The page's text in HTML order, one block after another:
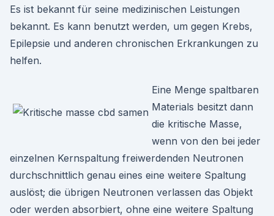
Es ist bekannt für seine medizinischen Leistungen
bekannt. Es kann benutzt werden, um gegen Krebs,
Epilepsie und anderen chronischen Erkrankungen zu
helfen.
Eine Menge spaltbaren
Materials besitzt dann
die kritische Masse,
wenn von den bei jeder
einzelnen Kernspaltung freiwerdenden Neutronen
durchschnittlich genau eines eine weitere Spaltung
auslöst; die übrigen Neutronen verlassen das Objekt
oder werden absorbiert, ohne eine weitere Spaltung